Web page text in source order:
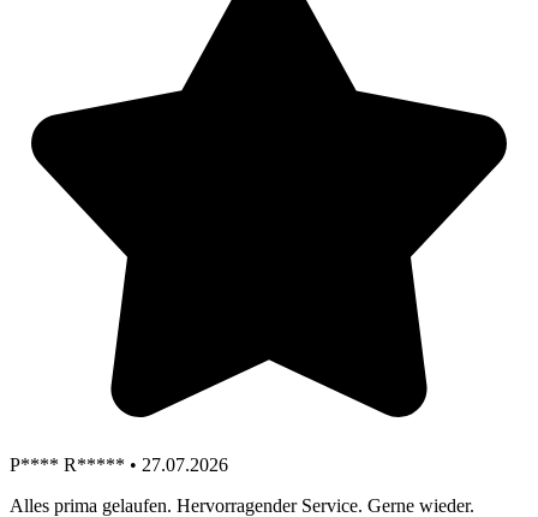
P**** R***** • 27.07.2026
Alles prima gelaufen. Hervorragender Service. Gerne wieder.